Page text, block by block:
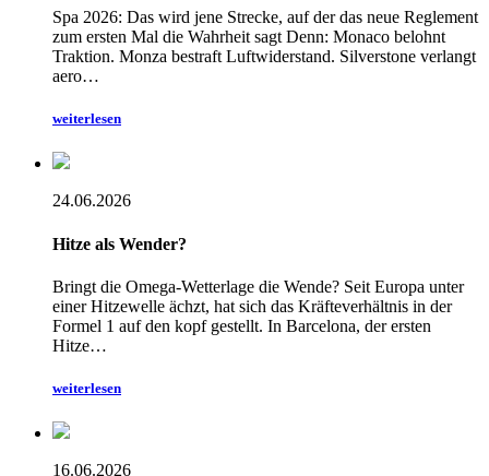
Spa 2026: Das wird jene Strecke, auf der das neue Reglement
zum ersten Mal die Wahrheit sagt Denn: Monaco belohnt
Traktion. Monza bestraft Luftwiderstand. Silverstone verlangt
aero…
weiterlesen
24.06.2026
Hitze als Wender?
Bringt die Omega-Wetterlage die Wende? Seit Europa unter
einer Hitzewelle ächzt, hat sich das Kräfteverhältnis in der
Formel 1 auf den kopf gestellt. In Barcelona, der ersten
Hitze…
weiterlesen
16.06.2026